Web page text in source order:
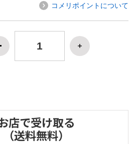
コメリポイントについて
店で受け取る
（送料無料）